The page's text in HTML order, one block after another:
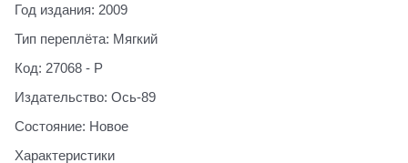
Год издания: 2009
Тип переплёта: Мягкий
Код: 27068 - Р
Издательство: Ось-89
Состояние: Новое
Характеристики